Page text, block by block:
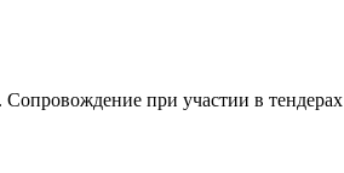
при участии в тендерах